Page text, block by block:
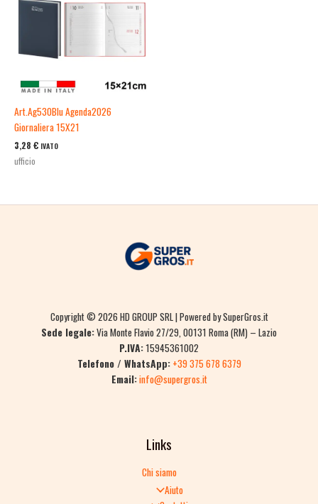
Art.Ag530Blu Agenda2026
Giornaliera 15X21
3,28 € IVATO
ufficio
Copyright © 2026 HD GROUP SRL | Powered by SuperGros.it
Sede legale:Via Monte Flavio 27/29, 00131 Roma (RM) – Lazio
P.IVA:15945361002
Telefono / WhatsApp: +39 375 678 6379
Email:info@supergros.it
Links
Chi siamo
Aiuto